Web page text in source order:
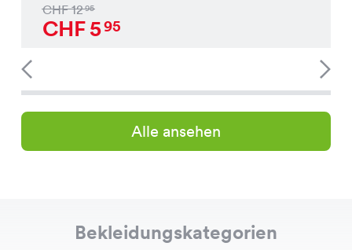
CHF1295
CHF595
Alle ansehen
Bekleidungskategorien